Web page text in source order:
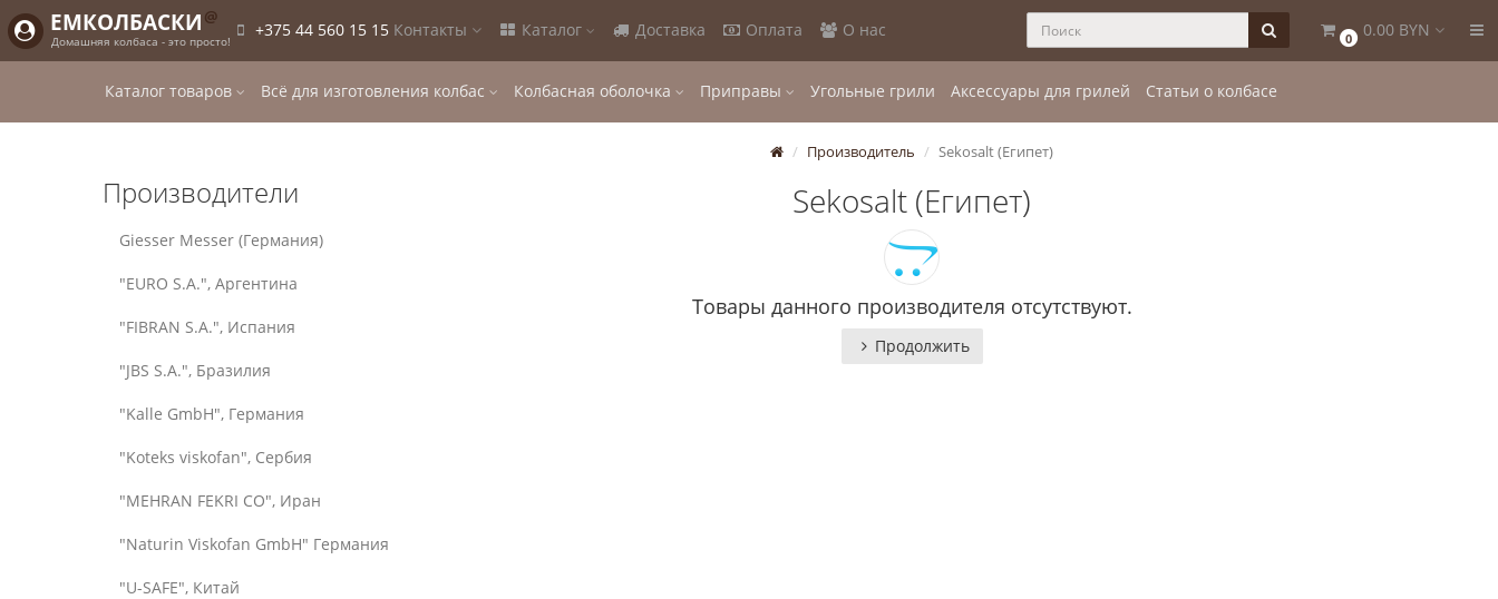
ЕМКОЛБАСКИ @
Домашняя колбаса - это просто!
+375 44 560 15 15 Контакты Каталог Доставка Оплата О нас 0 0.00 BYN
Каталог товаров Всё для изготовления колбас Колбасная оболочка Приправы Угольные грили Аксессуары для грилей Статьи о колбасе
Производители
Giesser Messer (Германия)
"EURO S.A.", Аргентина
"FIBRAN S.A.", Испания
"JBS S.A.", Бразилия
"Kalle GmbH", Германия
"Koteks viskofan", Сербия
"MEHRAN FEKRI CO", Иран
"Naturin Viskofan GmbH" Германия
"U-SAFE", Китай
Производитель Sekosalt (Египет)
Sekosalt (Египет)
Товары данного производителя отсутствуют.
Продолжить